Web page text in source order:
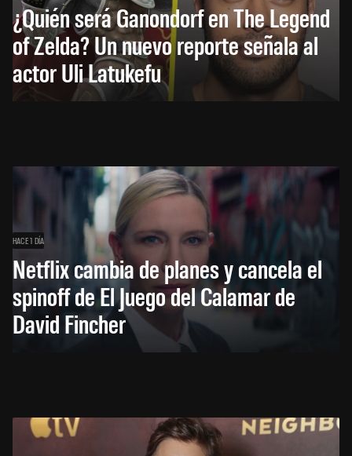
¿Quién será Ganondorf en The Legend
of Zelda? Un nuevo reporte señala al
actor Uli Latukefu
HACE 1 DÍA
Netflix cambia de planes y cancela el
spinoff de El Juego del Calamar de
David Fincher